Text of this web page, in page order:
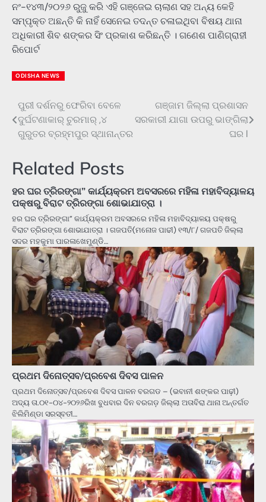
ନଂ-୧୪୩/୨୦୨୬ ରୁଜୁ କରି ଏହି ଗଞ୍ଜେଇ ଚାଲାଣ ସହ ଅନ୍ୟ କେହି
ସମ୍ପୃକ୍ତ ଅଛନ୍ତି କି ନାହିଁ ସେନେଇ ତଦନ୍ତ ଚଳାଇଥିବା ବିଷୟ ଥାନା
ଅଧିକାରୀ ଶିବ ଶଙ୍କର ସିଂ ପ୍ରକାଶ କରିଛନ୍ତି । ଗଣେଶ ପାଣିଗ୍ରାହୀ
ରିପୋର୍ଟ
ODISHA NEWS
Post
navigation
ପୁରୀ ଦର୍ଶନରୁ ଫେରିବା ବେଳେ
ଦୁର୍ଘଟଣାକାର୍ ଚୁରମାର୍ ,୪
ଗୁରୁତର ବ୍ରହ୍ମପୁର ସ୍ଥାନାନ୍ତର
ଗଞ୍ଜାମ ଜିଲ୍ଲା ପ୍ରଶାସନ
ସରକାରୀ ଯାଗା ଉପରୁ ଭାଙ୍ଗିଲା
ଘର l
Related Posts
ହର ଘର ତ୍ରିରଙ୍ଗା” କାର୍ଯ୍ୟକ୍ରମ ଅବସରରେ ମହିଳା ମହାବିଦ୍ୟାଳୟ
ପକ୍ଷରୁ ବିରାଟ ତ୍ରିରଙ୍ଗା ଶୋଭାଯାତ୍ରା ।
ହର ଘର ତ୍ରିରଙ୍ଗା” କାର୍ଯ୍ୟକ୍ରମ ଅବସରରେ ମହିଳା ମହାବିଦ୍ୟାଳୟ ପକ୍ଷରୁ
ବିରାଟ ତ୍ରିରଙ୍ଗା ଶୋଭାଯାତ୍ରା । ଗଜପତି(ମନୋଜ ପାଢୀ) ୧୩/୮/ ଗଜପତି ଜିଲ୍ଲା
ସଦର ମହକୁମା ପାରଳାଖେମୁଣ୍ଡି…
ପ୍ରଥମ ଦିନୋତ୍ସବ/ପ୍ରବେଶ ଦିବସ ପାଳନ
ପ୍ରଥମ ଦିନୋତ୍ସବ/ପ୍ରବେଶ ଦିବସ ପାଳନ ବରଗଡ – (ଭବାନୀ ଶଙ୍କର ପାଢ଼ୀ)
ଅଦ୍ୟ ତା.୦୧-୦୪-୨୦୨୬ରିଖ ବୁଧବାର ଦିନ ବରଗଡ଼ ଜିଲ୍ଲା ଅତାବିରା ଥାନା ଅନ୍ତର୍ଗତ
ଝିଲିମିଣ୍ଡା ସରସ୍ବତୀ…